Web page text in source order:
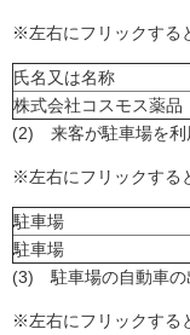
※左右にフリックする
氏名又は名称
株式会社コスモス薬品
(2) 来客が駐車場を利
※左右にフリックする
駐車場
駐車場
(3) 駐車場の自動車の
※左右にフリックする